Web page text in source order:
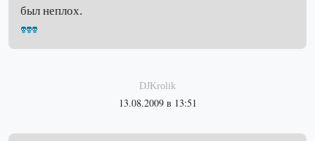
был неплох.
DJKrolik
13.08.2009 в 13:51